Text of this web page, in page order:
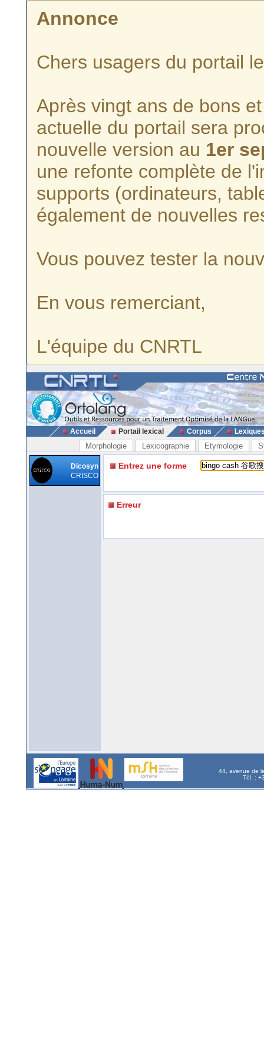
Annonce
Chers usagers du portail
Après vingt ans de bons
actuelle du portail sera
nouvelle version au 1er
une refonte complète de
supports (ordinateurs,
également de nouvelles
Vous pouvez tester la
En vous remerciant,
L'équipe du CNRTL
Accueil Portail lexical Corpus
Morphologie Lexicographie Etymologie
Dicosyn
CRISCO
Entrez une forme
Erreur
44, avenue de
Tél. :